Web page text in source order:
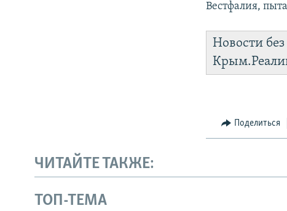
Вестфалия,
Новости
Поделиться
ЧИТАЙТЕ ТАКЖЕ:
ТОП-ТЕМА